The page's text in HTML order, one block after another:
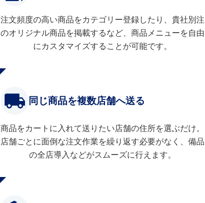
注文頻度の高い商品をカテゴリー登録したり、貴社別注
のオリジナル商品を掲載するなど、商品メニューを自由
にカスタマイズすることが可能です。
同じ商品を複数店舗へ送る
商品をカートに入れて送りたい店舗の住所を選ぶだけ。
店舗ごとに面倒な注文作業を繰り返す必要がなく、備品
の全店導入などがスムーズに行えます。